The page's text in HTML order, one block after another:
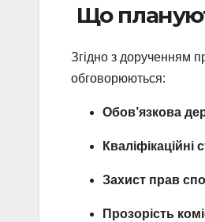
Що
Згідно з дорученням
обговорюються:
Обов’язкова
Кваліфікаційні
Захист прав
Прозорість